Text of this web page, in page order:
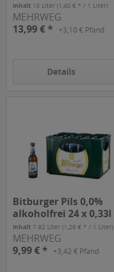
Inhalt 10 Liter(1,40 € * / 1 Liter)
MEHRWEG
13,99 € *
+3,10 € Pfand
Details
Bitburger Pils 0,0%
alkoholfrei 24 x 0,33l
Inhalt7.92 Liter(1,26 € * / 1 Liter)
MEHRWEG
9,99 € *
+3,42 € Pfand